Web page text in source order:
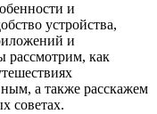
и
устройства,
и
рассмотрим, как
а также расскажем
советах.